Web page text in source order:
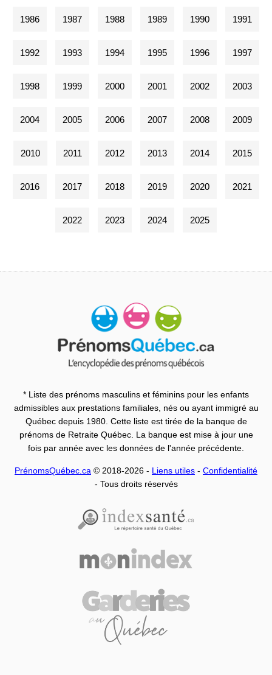
1986 1987 1988 1989 1990 1991
1992 1993 1994 1995 1996 1997
1998 1999 2000 2001 2002 2003
2004 2005 2006 2007 2008 2009
2010 2011 2012 2013 2014 2015
2016 2017 2018 2019 2020 2021
2022 2023 2024 2025
* Liste des prénoms masculins et féminins pour les enfants
admissibles aux prestations familiales, nés ou ayant immigré au
Québec depuis 1980. Cette liste est tirée de la banque de
prénoms de Retraite Québec. La banque est mise à jour une
fois par année avec les données de l'année précédente.
PrénomsQuébec.ca © 2018-2026 - Liens utiles - Confidentialité
- Tous droits réservés